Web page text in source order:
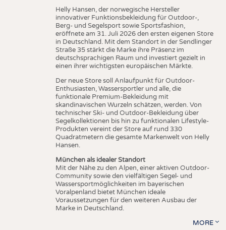
Helly Hansen, der norwegische Hersteller
innovativer Funktionsbekleidung für Outdoor-,
Berg- und Segelsport sowie Sportsfashion,
eröffnete am 31. Juli 2026 den ersten eigenen Store
in Deutschland. Mit dem Standort in der Sendlinger
Straße 35 stärkt die Marke ihre Präsenz im
deutschsprachigen Raum und investiert gezielt in
einen ihrer wichtigsten europäischen Märkte.
Der neue Store soll Anlaufpunkt für Outdoor-
Enthusiasten, Wassersportler und alle, die
funktionale Premium-Bekleidung mit
skandinavischen Wurzeln schätzen, werden. Von
technischer Ski- und Outdoor-Bekleidung über
Segelkollektionen bis hin zu funktionalen Lifestyle-
Produkten vereint der Store auf rund 330
Quadratmetern die gesamte Markenwelt von Helly
Hansen.
München als idealer Standort
Mit der Nähe zu den Alpen, einer aktiven Outdoor-
Community sowie den vielfältigen Segel- und
Wassersportmöglichkeiten im bayerischen
Voralpenland bietet München ideale
Voraussetzungen für den weiteren Ausbau der
Marke in Deutschland.
MORE